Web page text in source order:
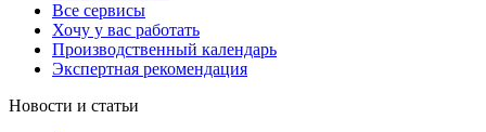
Все сервисы
Хочу у вас работать
Производственный календарь
Экспертная рекомендация
Новости и статьи